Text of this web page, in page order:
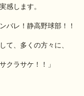
感します。
バレ！静高野球部！！
て、多くの方々に、
サクラサケ！！」